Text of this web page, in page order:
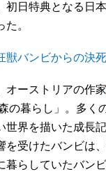
初日特典となる日
。
獣バンビからの決
オーストリアの作家
森の暮らし」。多
世界を描いた成長
を受けたバンビは
暮らしていたバン